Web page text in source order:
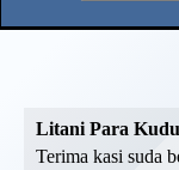
Litani Para
Terima kasi suda